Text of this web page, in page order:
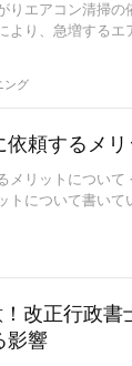
りエアコン清掃の
より、急増するエ
ング
頼するメ
メリットについて
トについて書いて
改正行政書
影響